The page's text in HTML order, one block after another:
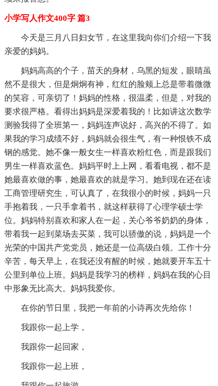
小学写人作文400字 篇3
今天是三月八日妇女节，在这里我向你们介绍一下我
亲爱的妈妈。
妈妈高高的个子，苗天的身材，乌黑的短发，眼睛虽
然不是很大，但是炯炯有神，红红的脸颊上总是带着微微
的笑容，可亲切了！妈妈的性格，很温柔，但是，对我的
要求很严格。看得出妈妈是深爱着我的！比如讲这次数学
测验我得了全班第一，妈妈连声说好，高兴的不得了。如
果我的学习成绩不好，妈妈就会很生气，有一种恨铁不成
钢的感觉。她不像一般女生一样喜欢粉红色，而是跟我们
男生一样喜欢蓝色。妈妈平时上上网，看看电视，都不是
她最喜欢做的事，她最喜欢的就是学习。她到现在还在读
工商管理研究生，可认真了，在我很小的时候，妈妈一只
手抱着我，一只手拿着书，就这样获得了心理学硕士学
位。妈妈特别喜欢和家人在一起，关心爷爷奶奶的身体，
带着我一起到菜场去买菜，我可以骄傲的说，妈妈是一个
光荣的中国共产党党员，她还是一位高级白领。工作十分
辛苦，每天早上，在我还没有醒的时候，她就要开车五十
公里到单位上班。妈妈是我学习的榜样，妈妈在我的心目
中形象无比高大。妈妈我爱你。
在你的节日里，我把一年前的小诗再次先给你！
我跟你一起上学，
我跟你一起回家，
我跟你一起上班，